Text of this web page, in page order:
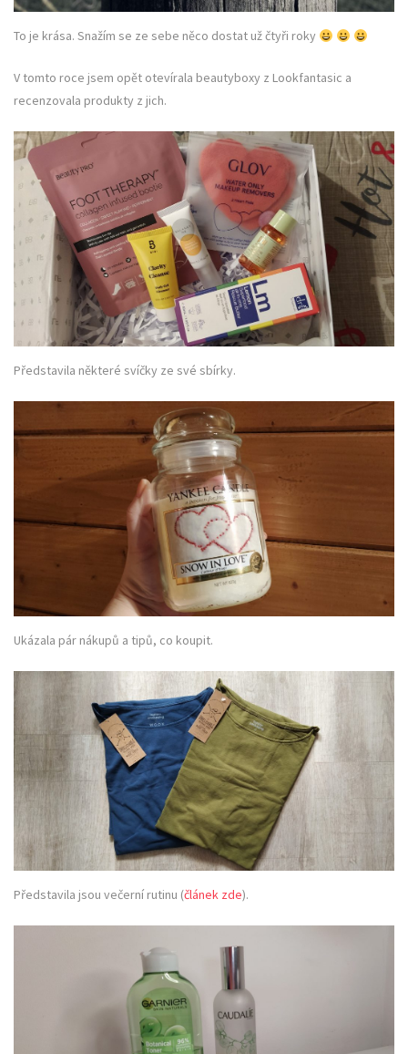
To je krása. Snažím se ze sebe něco dostat už čtyři roky
V tomto roce jsem opět otevírala beautyboxy z Lookfantasic a
recenzovala produkty z jich.
Představila některé svíčky ze své sbírky.
Ukázala pár nákupů a tipů, co koupit.
Představila jsou večerní rutinu (článek zde).